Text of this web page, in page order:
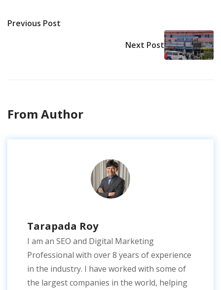
Previous Post
Next Post
From Author
Tarapada Roy
I am an SEO and Digital Marketing
Professional with over 8 years of experience
in the industry. I have worked with some of
the largest companies in the world, helping